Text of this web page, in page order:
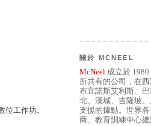
位工作坊。
關於 MCNEEL
McNeel 成立於
所共有的公司，在
布宜諾斯艾利斯、
北、漢城、吉隆坡
支援的據點。世界
商、教育訓練中心總